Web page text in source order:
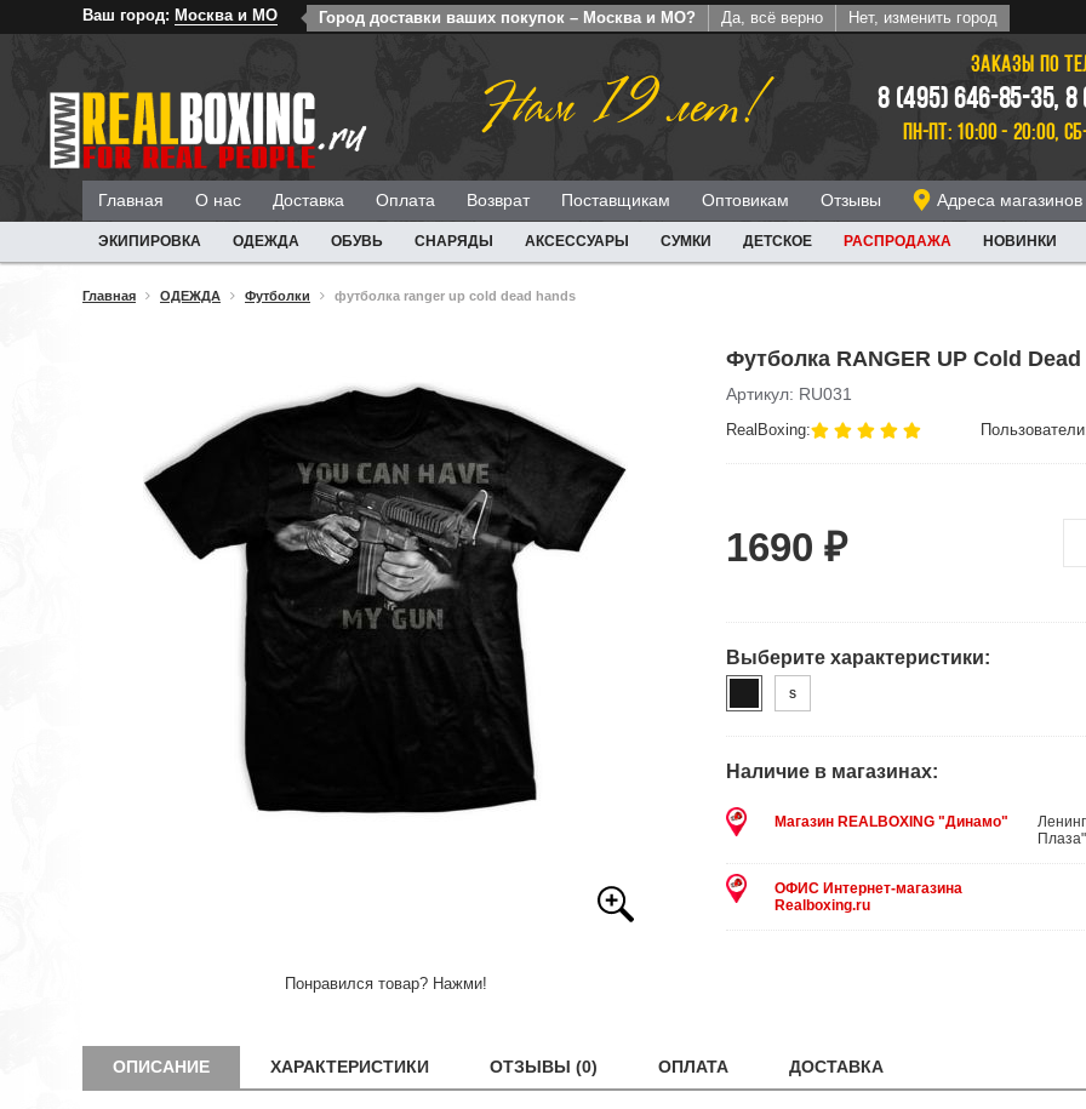
Ваш город: Москва и МО Город доставки ваших покупок – Москва и МО? Да, всё верно Нет, изменить город
Нам 19 лет! ЗАКАЗЫ ПО
8 (495) 646-85-35, 8
ПН-ПТ: 10:00 - 20:00,
Главная О нас Доставка Оплата Возврат Поставщикам Оптовикам Отзывы Адреса магазинов
ЭКИПИРОВКА ОДЕЖДА ОБУВЬ СНАРЯДЫ АКСЕССУАРЫ СУМКИ ДЕТСКОЕ РАСПРОДАЖА НОВИНКИ
Главная ОДЕЖДА Футболки футболка ranger up cold dead hands
Понравился товар? Нажми!
Футболка RANGER UP Cold
Артикул: RU031
RealBoxing:
1690 ₽
Выберите характеристики:
S
Наличие в магазинах:
Магазин REALBOXING "Динамо"
ОФИС Интернет-магазина
Realboxing.ru
ОПИСАНИЕ ХАРАКТЕРИСТИКИ ОТЗЫВЫ (0) ОПЛАТА ДОСТАВКА